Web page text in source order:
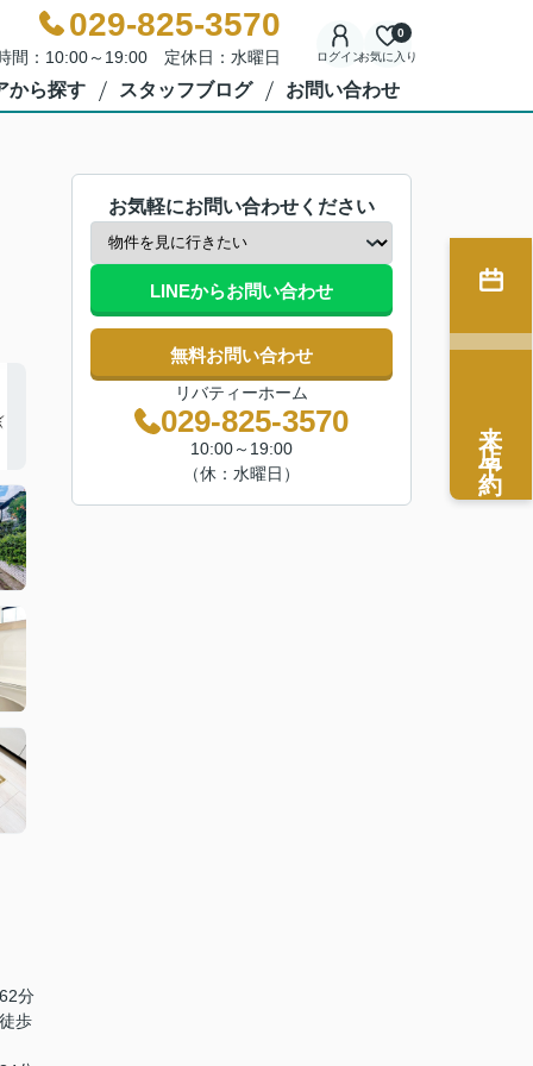
029-825-3570
間：10:00～19:00 定休日：水曜日 ログインお気に入り
0
から探す スタッフブログ お問い合わせ
分
歩
お気軽にお問い合わせください
LINEからお問い合わせ
無料お問い合わせ
リバティーホーム
029-825-3570
10:00～19:00
（休：水曜日）
来店予約